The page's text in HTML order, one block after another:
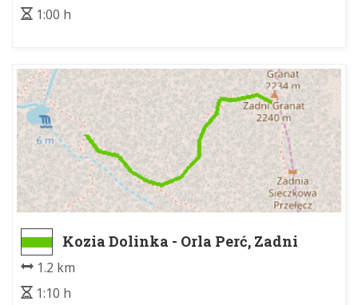
1:00 h
Kozia Dolinka - Orla Perć, Zadni
1.2 km
1:10 h